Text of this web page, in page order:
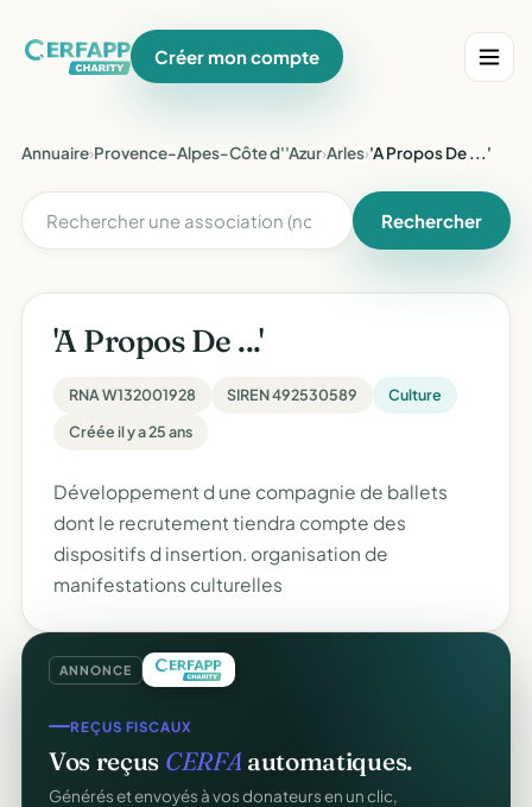
Créer mon compte
Annuaire›Provence-Alpes-Côte d''Azur›Arles›'A Propos De ...'
Rechercher
'A Propos De ...'
RNA W132001928 SIREN 492530589
Culture
Créée il y a 25 ans
Développement d une compagnie de ballets
dont le recrutement tiendra compte des
dispositifs d insertion. organisation de
manifestations culturelles
ANNONCE
REÇUS FISCAUX
Vos reçus CERFAautomatiques.
Générés et envoyés à vos donateurs en un clic,